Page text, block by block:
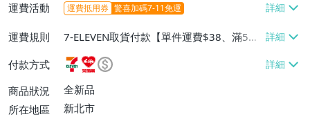
運費活動 運費抵用券 驚喜加碼7-11免運
運費規則
7-ELEVEN取貨付款【單件運費$38、滿5件
或消費滿$4988免運費】、7-ELEVEN取貨
不付款【單件運費$38、消費滿$2899免運
費】、萊爾富取貨付款【單件運費$60、滿
5件或消費滿$4988免運費】、宅配/貨運
付款方式
商品狀況
全新品
所在地區
新北市